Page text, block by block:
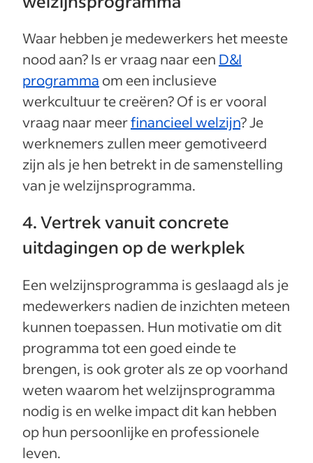
Waar hebben je medewerkers het meeste
nood aan? Is er vraag naar een D&I
programma om een inclusieve
werkcultuur te creëren? Of is er vooral
vraag naar meerfinancieel welzijn? Je
werknemers zullen meer gemotiveerd
zijn als je hen betrekt in de samenstelling
van je welzijnsprogramma.
4. Vertrek vanuit concrete
uitdagingen op de werkplek
Een welzijnsprogramma is geslaagd als je
medewerkers nadien de inzichten meteen
kunnen toepassen. Hun motivatie om dit
programma tot een goed einde te
brengen, is ook groter als ze op voorhand
weten waarom het welzijnsprogramma
nodig is en welke impact dit kan hebben
op hun persoonlijke en professionele
leven.